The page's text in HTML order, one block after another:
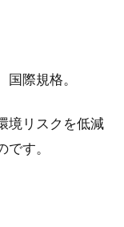
際規格。
境リスクを低減
す。